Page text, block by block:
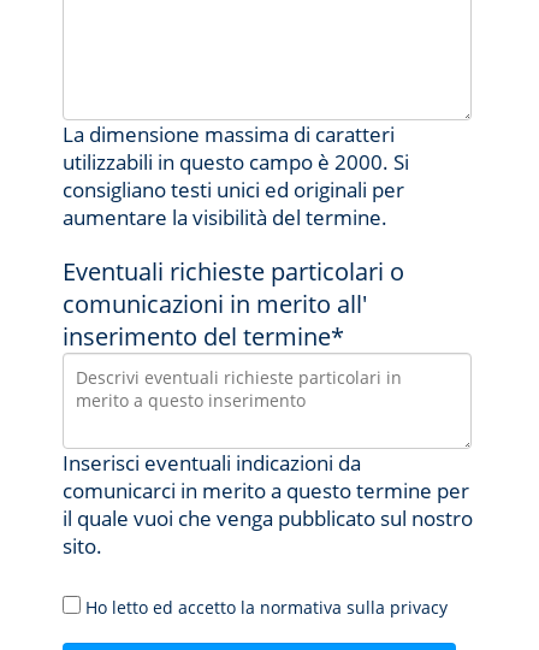
La dimensione massima di caratteri
utilizzabili in questo campo è 2000. Si
consigliano testi unici ed originali per
aumentare la visibilità del termine.
Eventuali richieste particolari o
comunicazioni in merito all'
inserimento del termine*
Inserisci eventuali indicazioni da
comunicarci in merito a questo termine per
il quale vuoi che venga pubblicato sul nostro
sito.
Ho letto ed accetto la normativa sulla privacy